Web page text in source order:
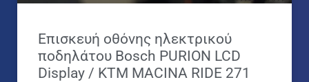
Επισκευή οθόνης ηλεκτρικού
ποδηλάτου Bosch PURION LCD
Display / ΚΤΜ MACINA RIDE 271